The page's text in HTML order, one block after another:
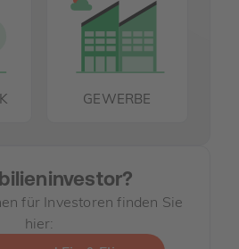
GEWERBE
für Investoren finden Sie
hier: